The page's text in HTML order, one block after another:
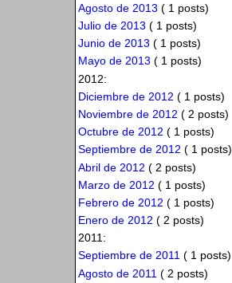
Agosto de 2013 ( 1 posts)
Julio de 2013 ( 1 posts)
Junio de 2013 ( 1 posts)
Mayo de 2013 ( 1 posts)
2012:
Diciembre de 2012 ( 1 posts)
Noviembre de 2012 ( 2 posts)
Octubre de 2012 ( 1 posts)
Septiembre de 2012 ( 1 posts)
Abril de 2012 ( 2 posts)
Marzo de 2012 ( 1 posts)
Febrero de 2012 ( 1 posts)
Enero de 2012 ( 2 posts)
2011:
Septiembre de 2011( 1 posts)
Agosto de 2011 ( 2 posts)